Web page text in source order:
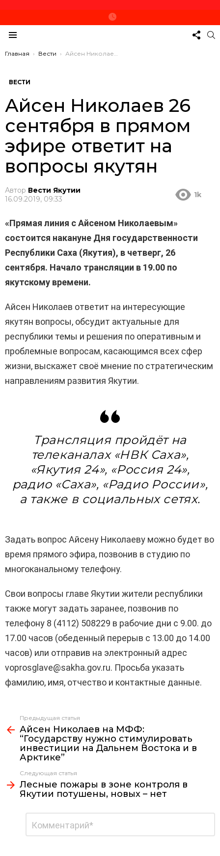
Вы здесь:
Главная Вести Айсен Николаев 26 сентября в прямом эфире ответит на вопросы якутян
ВЕСТИ
Айсен Николаев 26
сентября в прямом
эфире ответит на
вопросы якутян
Автор Вести Якутии
16.09.2019, 09:33
1k
«Прямая линия с Айсеном Николаевым»
состоится накануне Дня государственности
Республики Саха (Якутия), в четверг, 26
сентября. Начало трансляции в 19.00 по
якутскому времени.
Айсен Николаев ответит на интересующие
якутян вопросы, обсудит актуальные для
республики темы и решения по оперативным и
проблемные вопросам, касающимся всех сфер
жизни, выскажет своё мнение по стратегическим
направлениям развития Якутии.
Трансляция пройдёт на
телеканалах «НВК Саха»,
«Якутия 24», «Россия 24»,
радио «Саха», «Радио России»,
а также в социальных сетях.
Задать вопрос Айсену Николаеву можно будет во
время прямого эфира, позвонив в студию по
многоканальному телефону.
Свои вопросы главе Якутии жители республики
также могут задать заранее, позвонив по
телефону 8 (4112) 508229 в рабочие дни с 9.00. до
17.00 часов (обеденный перерыв с 13.00 до 14.00
часов) или отправив на электронный адрес
voprosglave@sakha.gov.ru. Просьба указать
фамилию, имя, отчество и контактные данные.
Узнать
больше
Предыдущая статья
Айсен Николаев на МФФ:
“Государству нужно стимулировать
инвестиции на Дальнем Востока и в
Арктике”
Следующая статья
Лесные пожары в зоне контроля в
Якутии потушены, новых – нет
комментарий